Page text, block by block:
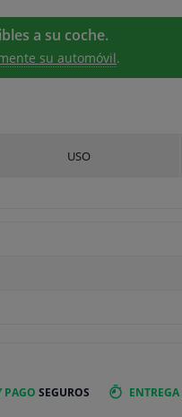
a su coche.
su automóvil.
USO
PAGO SEGUROS ENTREGA